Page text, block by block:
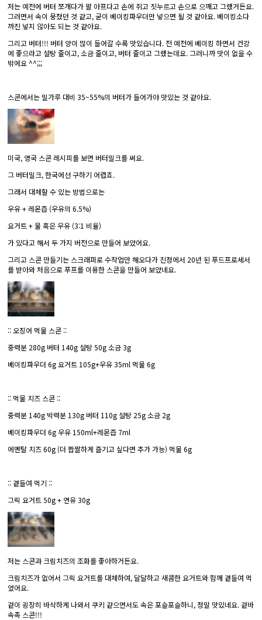
저는 예전에 버터 쪼개다가 팔 아프다고 손에 쥐고 짓누르고 손으로 으깨고 그랬거든요.
그러면서 속이 뭉쳤던 것 같고, 굳이 베이킹파우더만 넣으면 될 것 같아요. 베이킹소다
까진 넣지 않아도 되는 것 같아요.
그리고 버터!!! 버터 양이 많이 들어갈 수록 맛있습니다. 전 예전에 베이킹 하면서 건강
에 좋으라고 설탕 줄이고, 소금 줄이고, 버터 줄이고 그랬는데요. 그러니까 맛이 없을 수
밖에요 ^^;;;
스콘에서는 밀가루 대비 35~55%의 버터가 들어가야 맛있는 것 같아요.
미국, 영국 스콘 레시피를 보면 버터밀크를 써요.
그 버터밀크, 한국에선 구하기 어렵죠.
그래서 대체할 수 있는 방법으로는
우유 + 레몬즙 (우유의 6.5%)
요거트 + 물 혹은 우유 (3:1 비율)
가 있다고 해서 두 가지 버전으로 만들어 보았어요.
그리고 스콘 만들기는 스크래퍼로 수작업만 해오다가 친정에서 20년 된 푸드프로세서
를 받아와 처음으로 푸프를 이용한 스콘을 만들어 보았네요.
:: 오징어 먹물 스콘 ::
중력분 280g 버터 140g 설탕 50g 소금 3g
베이킹파우더 6g 요거트 105g+우유 35ml 먹물 6g
:: 먹물 치즈 스콘 ::
중력분 140g 박력분 130g 버터 110g 설탕 25g 소금 2g
베이킹파우더 6g 우유 150ml+레몬즙 7ml
에멘탈 치즈 60g (더 짭짤하게 즐기고 싶다면 추가 가능) 먹물 6g
:: 곁들여 먹기 ::
그릭 요거트 50g + 연유 30g
저는 스콘과 크림치즈의 조화를 좋아하거든요.
크림치즈가 없어서 그릭 요거트를 대체하여, 달달하고 새콤한 요거트와 함께 곁들여 먹
었어요.
겉이 굉장히 바삭하게 나와서 쿠키 같으면서도 속은 포슬포슬하니, 정말 맛있네요. 겉바
속촉 스콘!!!